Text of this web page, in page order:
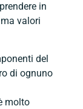
in
valori
del
di ognuno
molto